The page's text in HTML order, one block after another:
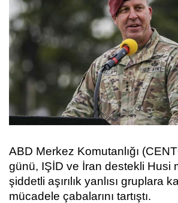
n
ABD Merkez Komutanlığı
günü, IŞİD ve İran destekli Husi
şiddetli aşırılık yanlısı gruplara
mücadele çabalarını tartıştı.